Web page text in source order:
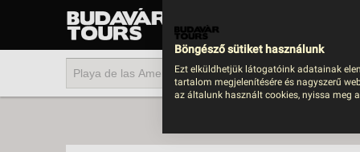
UTAZÁS
Böngésző sütiket használunk
Ezt elküldhetjük látogatóink adatainak
tartalom megjelenítésére és nagyszerű
az általunk használt cookies, nyissa meg